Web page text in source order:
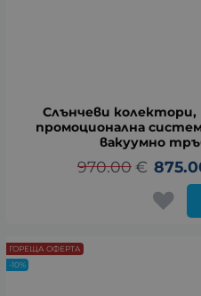
Слънчеви колектори,
промоционална
вакуумно
970.00 €
ГОРЕЩА ОФЕРТА
-10%